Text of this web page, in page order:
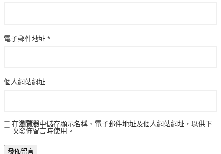
電子郵件地址 *
個人網站網址
在瀏覽器中儲存顯示名稱、電子郵件地址及個人網站網址，以供下
次發佈留言時使用。